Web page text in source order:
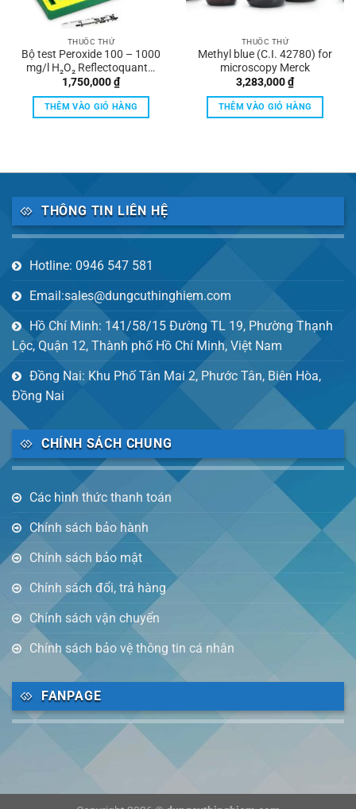
THUỐC THỬ
Bộ test Peroxide 100 – 1000
mg/l H₂O₂ Reflectoquant®
Merck
1,750,000₫
THÊM VÀO GIỎ HÀNG
THUỐC THỬ
Methyl blue (C.I. 42780) for
microscopy Merck
3,283,000₫
THÊM VÀO GIỎ HÀNG
THÔNG TIN LIÊN HỆ
Hotline: 0946 547 581
Email:sales@dungcuthinghiem.com
Hồ Chí Minh: 141/58/15 Đường TL 19, Phường Thạnh
Lộc, Quận 12, Thành phố Hồ Chí Minh, Việt Nam
Đồng Nai: Khu Phố Tân Mai 2, Phước Tân, Biên Hòa,
Đồng Nai
CHÍNH SÁCH CHUNG
Các hình thức thanh toán
Chính sách bảo hành
Chính sách bảo mật
Chính sách đổi, trả hàng
Chính sách vận chuyển
Chính sách bảo vệ thông tin cá nhân
FANPAGE